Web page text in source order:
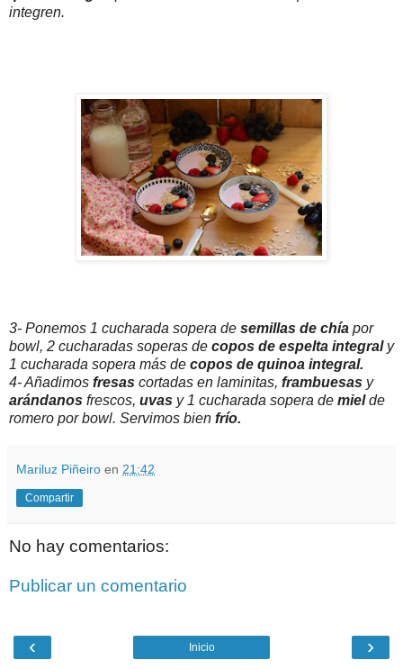
integren.
3- Ponemos 1 cucharada sopera de semillas de chía por
bowl, 2 cucharadas soperas de copos de espelta integral y
1 cucharada sopera más de copos de quinoa integral.
4- Añadimos fresas cortadas en laminitas, frambuesas y
arándanos frescos, uvas y 1 cucharada sopera de mielde
romero por bowl. Servimos bien frío.
Mariluz Piñeiro en 21:42
Compartir
No hay comentarios:
Publicar un comentario
‹ ›
Inicio